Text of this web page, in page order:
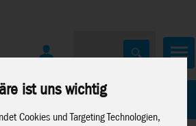
ist uns wichtig
Cookies und Targeting Technologien,
Marken